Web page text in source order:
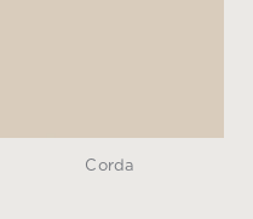
Corda